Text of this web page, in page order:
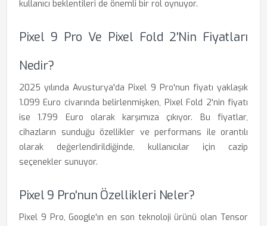
kullanıcı beklentileri de önemli bir rol oynuyor.
Pixel 9 Pro Ve Pixel Fold 2'nin Fiyatları
Nedir?
2025 yılında Avusturya'da Pixel 9 Pro'nun fiyatı yaklaşık
1.099 Euro civarında belirlenmişken, Pixel Fold 2'nin fiyatı
ise 1.799 Euro olarak karşımıza çıkıyor. Bu fiyatlar,
cihazların sunduğu özellikler ve performans ile orantılı
olarak değerlendirildiğinde, kullanıcılar için cazip
seçenekler sunuyor.
Pixel 9 Pro'nun Özellikleri Neler?
Pixel 9 Pro, Google'ın en son teknoloji ürünü olan Tensor